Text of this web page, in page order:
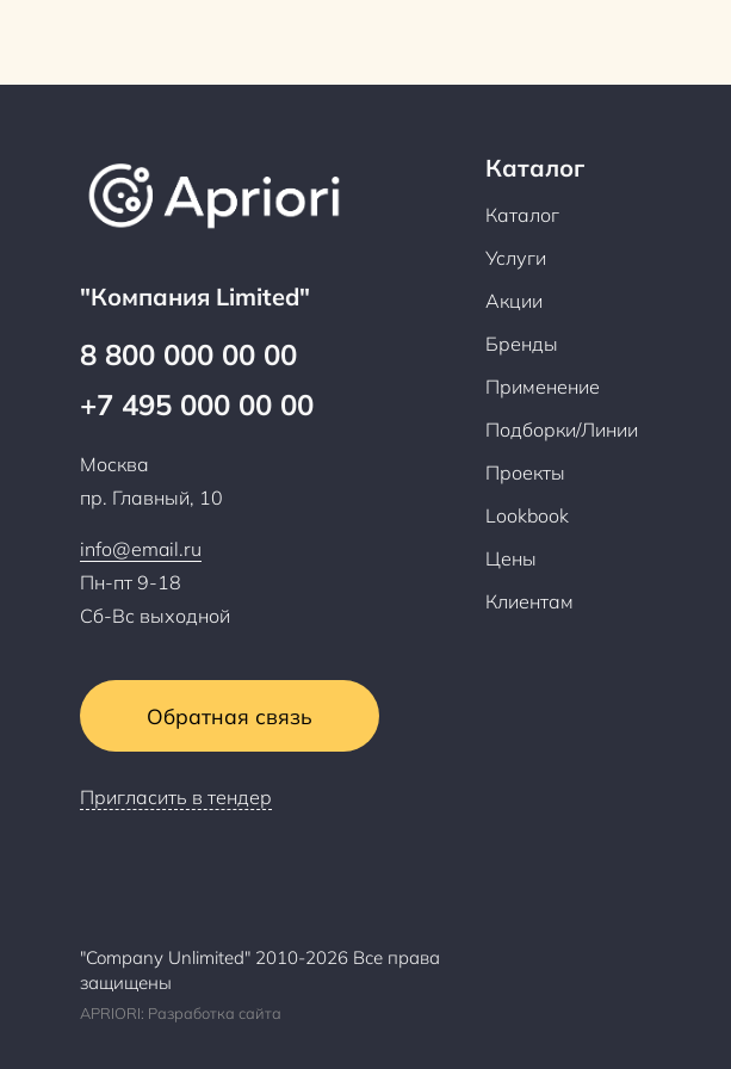
"Компания Limited"
8 800 000 00 00
+7 495 000 00 00
Москва
пр. Главный, 10
info@email.ru
Пн-пт 9-18
Сб-Вс выходной
Обратная связь
Пригласить в тендер
Каталог
Каталог
Услуги
Акции
Бренды
Применение
Подборки/Линии
Проекты
Lookbook
Цены
Клиентам
"Company Unlimited" 2010-2026 Все права
защищены
APRIORI: Разработка сайта